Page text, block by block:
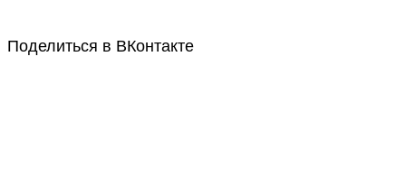
Поделиться в ВКонтакте